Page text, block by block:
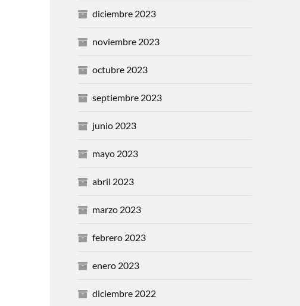
diciembre 2023
noviembre 2023
octubre 2023
septiembre 2023
junio 2023
mayo 2023
abril 2023
marzo 2023
febrero 2023
enero 2023
diciembre 2022